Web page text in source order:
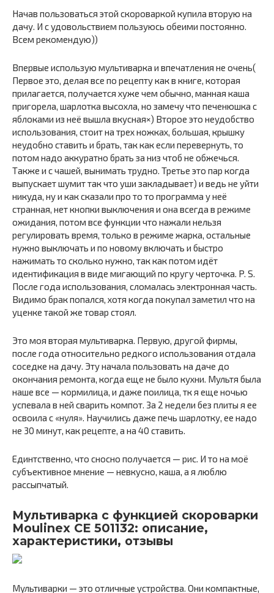
Начав пользоваться этой скороваркой купила вторую на
дачу. И с удовольствием пользуюсь обеими постоянно.
Всем рекомендую))
Впервые использую мультиварка и впечатления не очень(
Первое это, делая все по рецепту как в книге, которая
прилагается, получается хуже чем обычно, манная каша
пригорела, шарлотка высохла, но замечу что печенюшка с
яблоками из неё вышла вкусная×) Второе это неудобство
использования, стоит на трех ножках, большая, крышку
неудобно ставить и брать, так как если перевернуть, то
потом надо аккуратно брать за низ чтоб не обжечься.
Также и с чашей, вынимать трудно. Третье это пар когда
выпускает шумит так что уши закладывает) и ведь не уйти
никуда, ну и как сказали про то то программа у неё
странная, нет кнопки выключения и она всегда в режиме
ожидания, потом все функции что нажали нельзя
регулировать время, только в режиме жарка, остальные
нужно выключать и по новому включать и быстро
нажимать то сколько нужно, так как потом идёт
идентификация в виде мигающий по кругу черточка. P. S.
После года использования, сломалась электронная часть.
Видимо брак попался, хотя когда покупал заметил что на
уценке такой же товар стоял.
Это моя вторая мультиварка. Первую, другой фирмы,
после года относительно редкого использования отдала
соседке на дачу. Эту начала пользовать на даче до
окончания ремонта, когда еще не было кухни. Мультя была
наше все — кормилица, и даже поилица, тк я еще ночью
успевала в ней сварить компот. За 2 недели без плиты я ее
освоила с «нуля». Научились даже печь шарлотку, ее надо
не 30 минут, как рецепте, а на 40 ставить.
Единтственно, что сносно получается — рис. И то на моё
субъективное мнение — невкусно, каша, а я люблю
рассыпчатый.
Мультиварка с функцией скороварки
Moulinex CE 501132: описание,
характеристики, отзывы
Мультиварки — это отличные устройства. Они компактные,